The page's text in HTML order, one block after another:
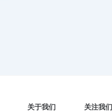
2024-06-04 08:22:25
关于我们 关注我们